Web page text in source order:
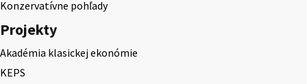
Konzervatívne pohľady
Projekty
Akadémia klasickej ekonómie
KEPS